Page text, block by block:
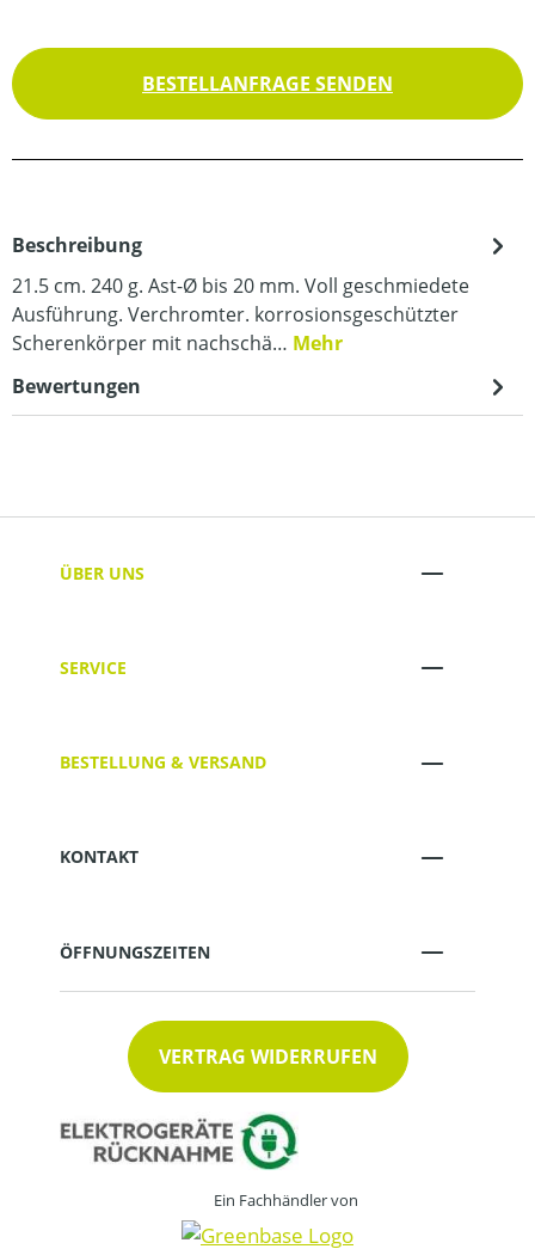
BESTELLANFRAGE SENDEN
Beschreibung
21.5 cm. 240 g. Ast-Ø bis 20 mm. Voll geschmiedete
Ausführung. Verchromter. korrosionsgeschützter
Scherenkörper mit nachschä… Mehr
Bewertungen
ÜBER UNS
SERVICE
BESTELLUNG & VERSAND
KONTAKT
ÖFFNUNGSZEITEN
VERTRAG WIDERRUFEN
Ein Fachhändler von